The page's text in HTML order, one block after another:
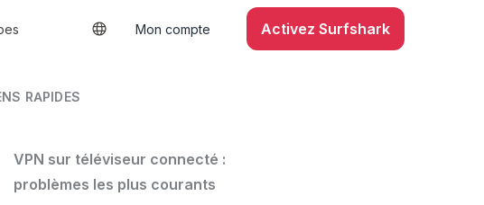
Mon compte Activez Surfshark
RAPIDES
VPN sur téléviseur connecté :
problèmes les plus courants